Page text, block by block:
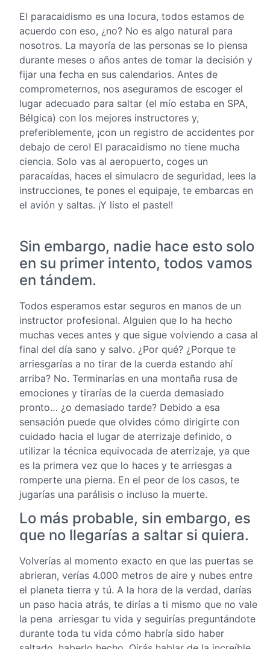
El paracaidismo es una locura, todos estamos de
acuerdo con eso, ¿no? No es algo natural para
nosotros. La mayoría de las personas se lo piensa
durante meses o años antes de tomar la decisión y
fijar una fecha en sus calendarios. Antes de
comprometernos, nos aseguramos de escoger el
lugar adecuado para saltar (el mío estaba en SPA,
Bélgica) con los mejores instructores y,
preferiblemente, ¡con un registro de accidentes por
debajo de cero! El paracaidismo no tiene mucha
ciencia. Solo vas al aeropuerto, coges un
paracaídas, haces el simulacro de seguridad, lees la
instrucciones, te pones el equipaje, te embarcas en
el avión y saltas. ¡Y listo el pastel!
Sin embargo, nadie hace esto solo
en su primer intento, todos vamos
en tándem.
Todos esperamos estar seguros en manos de un
instructor profesional. Alguien que lo ha hecho
muchas veces antes y que sigue volviendo a casa al
final del día sano y salvo. ¿Por qué? ¿Porque te
arriesgarías a no tirar de la cuerda estando ahí
arriba? No. Terminarías en una montaña rusa de
emociones y tirarías de la cuerda demasiado
pronto… ¿o demasiado tarde? Debido a esa
sensación puede que olvides cómo dirigirte con
cuidado hacia el lugar de aterrizaje definido, o
utilizar la técnica equivocada de aterrizaje, ya que
es la primera vez que lo haces y te arriesgas a
romperte una pierna. En el peor de los casos, te
jugarías una parálisis o incluso la muerte.
Lo más probable, sin embargo, es
que no llegarías a saltar si quiera.
Volverías al momento exacto en que las puertas se
abrieran, verías 4.000 metros de aire y nubes entre
el planeta tierra y tú. A la hora de la verdad, darías
un paso hacia atrás, te dirías a ti mismo que no vale
la pena arriesgar tu vida y seguirías preguntándote
durante toda tu vida cómo habría sido haber